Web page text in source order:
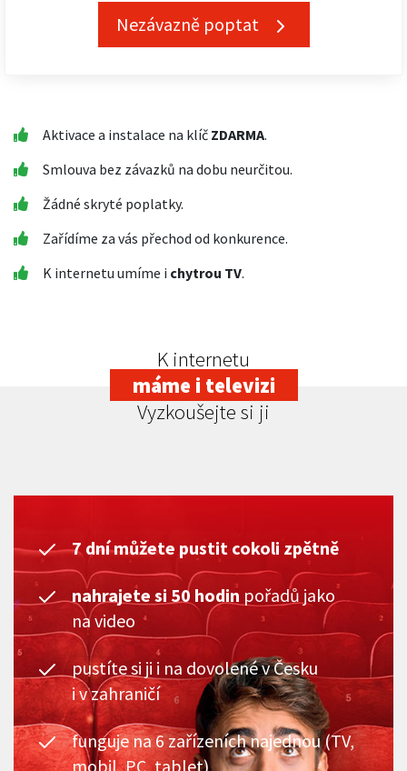
Nezávazně poptat
Aktivace a instalace na klíč ZDARMA.
Smlouva bez závazků na dobu neurčitou.
Žádné skryté poplatky.
Zařídíme za vás přechod od konkurence.
K internetu umíme i chytrou TV.
K internetu
máme i televizi
Vyzkoušejte si ji
7 dní můžete pustit cokoli zpětně
nahrajete si 50 hodin pořadů jako
na video
pustíte si ji i na dovolené v Česku
i v zahraničí
funguje na 6 zařízeních najednou (TV,
mobil, PC, tablet)